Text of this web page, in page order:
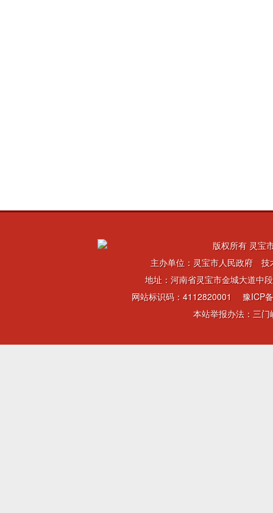
版权所有 灵宝
主办单位：灵宝市人民政府 技
地址：河南省灵宝市金城大道
网站标识码：4112820001 豫ICP
本站举报办法：三